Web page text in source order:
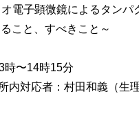
電子顕微鏡によるタンパ
すべきこと～
時〜14時15分
内対応者：村田和義（生理